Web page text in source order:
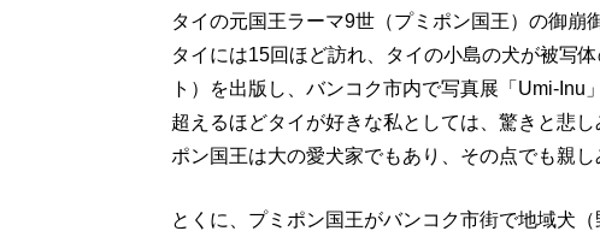
タイの元国王ラーマ9世（プミポン国王）の御崩
タイには15回ほど訪れ、タイの小島の犬が被写
ト）を出版し、バンコク市内で写真展「Umi-
超えるほどタイが好きな私としては、驚きと悲
ポン国王は大の愛犬家でもあり、その点でも親
とくに、プミポン国王がバンコク市街で地域犬